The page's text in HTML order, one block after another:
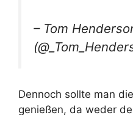
– Tom
Dennoch sollte man
genießen, da weder